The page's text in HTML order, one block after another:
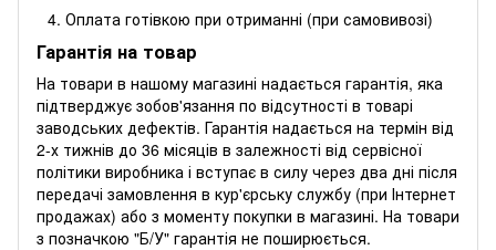
Оплата готівкою при отриманні (при самовивозі)
Гарантія на товар
На товари в нашому магазині надається гарантія, яка
підтверджує зобов'язання по відсутності в товарі
заводських дефектів. Гарантія надається на термін від
2-х тижнів до 36 місяців в залежності від сервісної
політики виробника і вступає в силу через два дні після
передачі замовлення в кур'єрську службу (при Інтернет
продажах) або з моменту покупки в магазині. На товари
з позначкою "Б/У" гарантія не поширюється.